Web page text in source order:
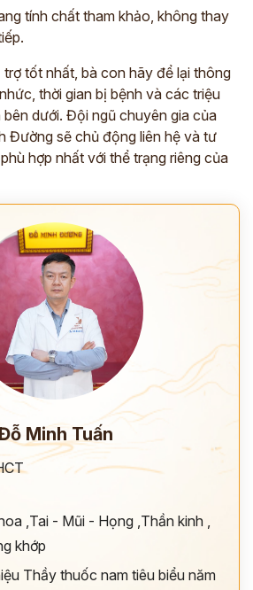
tính chất tham khảo, không thay
tốt nhất, bà con hãy để lại thông
thời gian bị bệnh và các triệu
dưới. Đội ngũ chuyên gia của
Đường sẽ chủ động liên hệ và tư
hợp nhất với thể trạng riêng của
Minh Tuấn
,Tai - Mũi - Họng ,Thần kinh ,
khớp
Thầy thuốc nam tiêu biểu năm